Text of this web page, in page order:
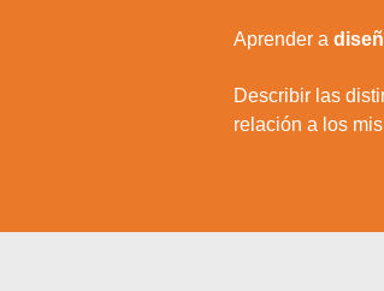
Aprender a
Describir las
relación a los